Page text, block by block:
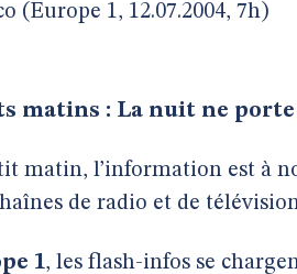
(Europe 1, 12.07.2004, 7h)
matins : La nuit ne
matin, l’information est à
de radio et de
1, les flash-infos se